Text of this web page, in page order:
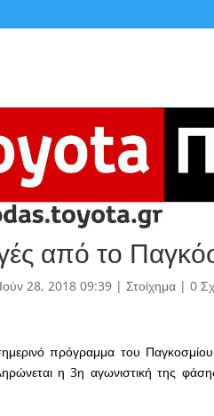
από το
Ιούν 28, 2018 09:39| Στοίχημα| 0
πρόγραμμα του
η 3η αγωνιστική της